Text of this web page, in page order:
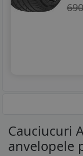
Cauciucuri
anvelopele